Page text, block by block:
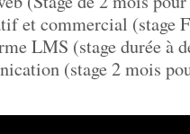
et commercial (stage
LMS (stage durée à
(stage 2 mois